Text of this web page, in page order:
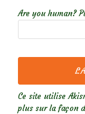
Are you human?
Ce site utilise
plus sur la façon